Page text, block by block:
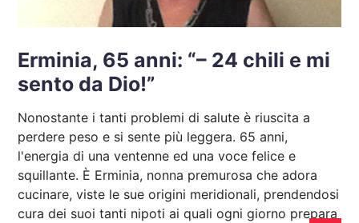
Erminia, 65 anni: “– 24 chili e mi
sento da Dio!”
Nonostante i tanti problemi di salute è riuscita a
perdere peso e si sente più leggera. 65 anni,
l'energia di una ventenne ed una voce felice e
squillante. È Erminia, nonna premurosa che adora
cucinare, viste le sue origini meridionali, prendendosi
cura dei suoi tanti nipoti ai quali ogni giorno prepara